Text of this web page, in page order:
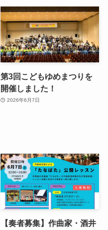
第3回こどもゆめまつりを
開催しました！
2026年6月7日
【奏者募集】作曲家・酒井